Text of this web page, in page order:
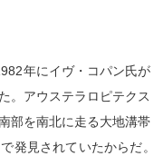
年にイヴ・コパン氏が
。アウステラロピテクス
部を南北に走る大地溝帯
発見されていたからだ。